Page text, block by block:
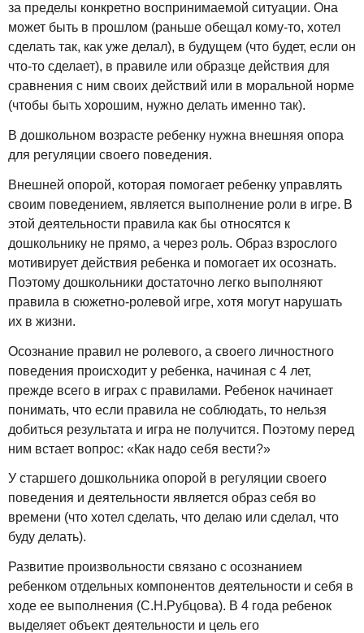
за пределы конкретно воспринимаемой ситуации. Она
может быть в прошлом (раньше обещал кому-то, хотел
сделать так, как уже делал), в будущем (что будет, если он
что-то сделает), в правиле или образце действия для
сравнения с ним своих действий или в моральной норме
(чтобы быть хорошим, нужно делать именно так).
В дошкольном возрасте ребенку нужна внешняя опора
для регуляции своего поведения.
Внешней опорой, которая помогает ребенку управлять
своим поведением, является выполнение роли в игре. В
этой деятельности правила как бы относятся к
дошкольнику не прямо, а через роль. Образ взрослого
мотивирует действия ребенка и помогает их осознать.
Поэтому дошкольники достаточно легко выполняют
правила в сюжетно-ролевой игре, хотя могут нарушать
их в жизни.
Осознание правил не ролевого, а своего личностного
поведения происходит у ребенка, начиная с 4 лет,
прежде всего в играх с правилами. Ребенок начинает
понимать, что если правила не соблюдать, то нельзя
добиться результата и игра не получится. Поэтому перед
ним встает вопрос: «Как надо себя вести?»
У старшего дошкольника опорой в регуляции своего
поведения и деятельности является образ себя во
времени (что хотел сделать, что делаю или сделал, что
буду делать).
Развитие произвольности связано с осознанием
ребенком отдельных компонентов деятельности и себя в
ходе ее выполнения (С.Н.Рубцова). В 4 года ребенок
выделяет объект деятельности и цель его